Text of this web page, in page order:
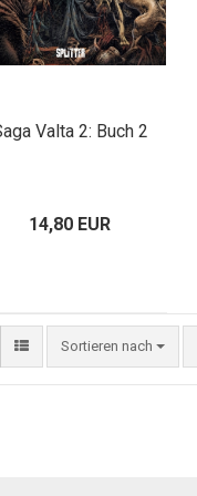
Valta 2: Buch 2
14,80 EUR
Sortieren nach